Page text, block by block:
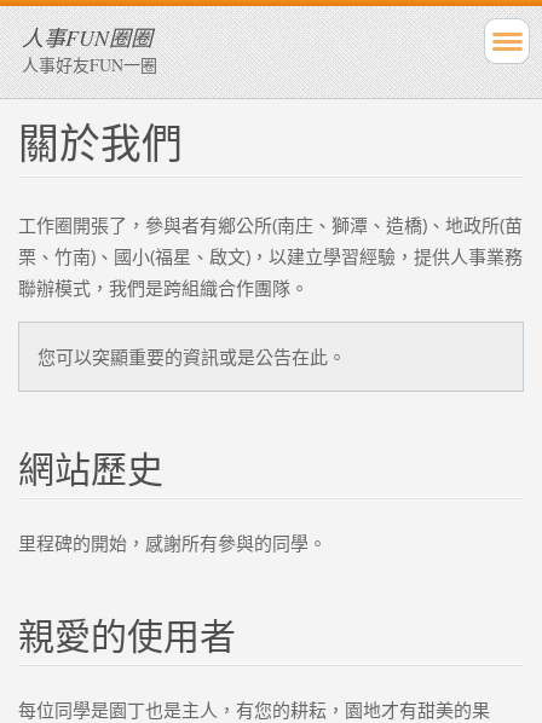
人事FUN圈圈
人事好友FUN一圈
關於我們
工作圈開張了，參與者有鄉公所(南庄、獅潭、造橋)、地政所(苗
栗、竹南)、國小(福星、啟文)，以建立學習經驗，提供人事業務
聯辦模式，我們是跨組織合作團隊。
您可以突顯重要的資訊或是公告在此。
網站歷史
里程碑的開始，感謝所有參與的同學。
親愛的使用者
每位同學是園丁也是主人，有您的耕耘，園地才有甜美的果